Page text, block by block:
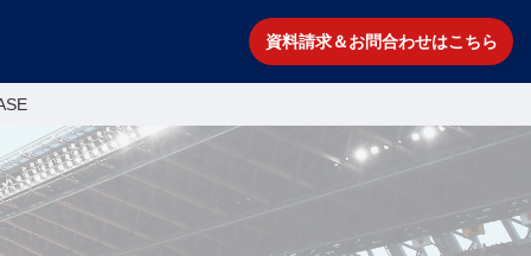
資料請求＆お問合わせはこちら